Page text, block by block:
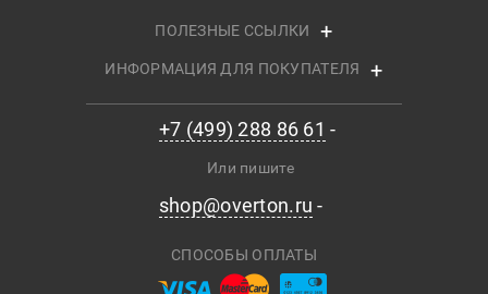
ПОЛЕЗНЫЕ ССЫЛКИ
ИНФОРМАЦИЯ ДЛЯ ПОКУПАТЕЛЯ
+7 (499) 288 86 61
Или пишите
shop@overton.ru
СПОСОБЫ ОПЛАТЫ